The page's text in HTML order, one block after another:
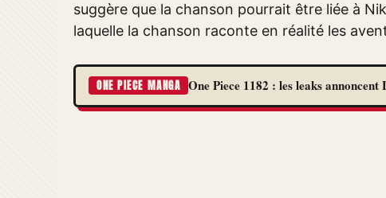
suggère que la chanson pourrait être liée à
laquelle la chanson raconte en réalité les
ONE PIECE MANGA One Piece 1182 : les leaks